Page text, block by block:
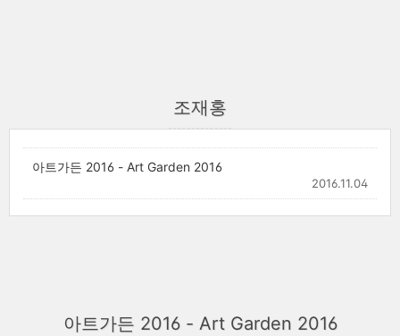
조재홍
아트가든 2016 - Art Garden 2016
2016.11.04
아트가든 2016 - Art Garden 2016